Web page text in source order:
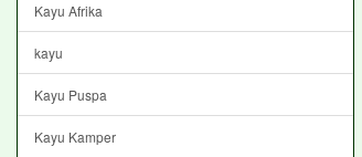
Kayu Afrika
kayu
Kayu Puspa
Kayu Kamper